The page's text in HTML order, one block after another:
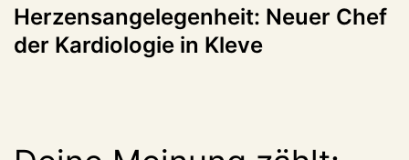
Herzensangelegenheit: Neuer Chef
der Kardiologie in Kleve